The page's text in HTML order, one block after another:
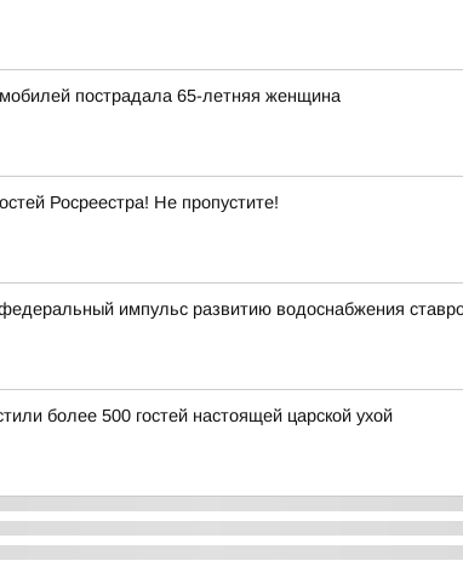
пострадала 65-летняя женщина
Росреестра! Не пропустите!
импульс развитию водоснабжения
более 500 гостей настоящей царской ухой